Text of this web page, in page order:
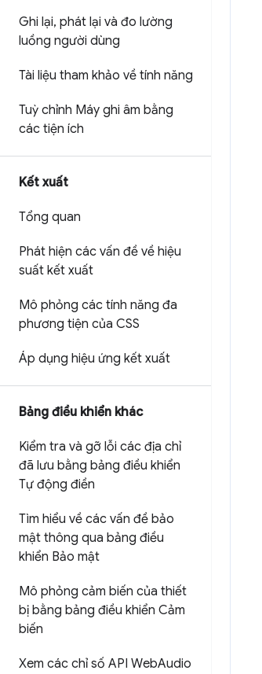
Ghi lại, phát lại và đo lường
luồng người dùng
Tài liệu tham khảo về tính năng
Tuỳ chỉnh Máy ghi âm bằng
các tiện ích
Kết xuất
Tổng quan
Phát hiện các vấn đề về hiệu
suất kết xuất
Mô phỏng các tính năng đa
phương tiện của CSS
Áp dụng hiệu ứng kết xuất
Bảng điều khiển khác
Kiểm tra và gỡ lỗi các địa chỉ
đã lưu bằng bảng điều khiển
Tự động điền
Tìm hiểu về các vấn đề bảo
mật thông qua bảng điều
khiển Bảo mật
Mô phỏng cảm biến của thiết
bị bằng bảng điều khiển Cảm
biến
Xem các chỉ số API WebAudio